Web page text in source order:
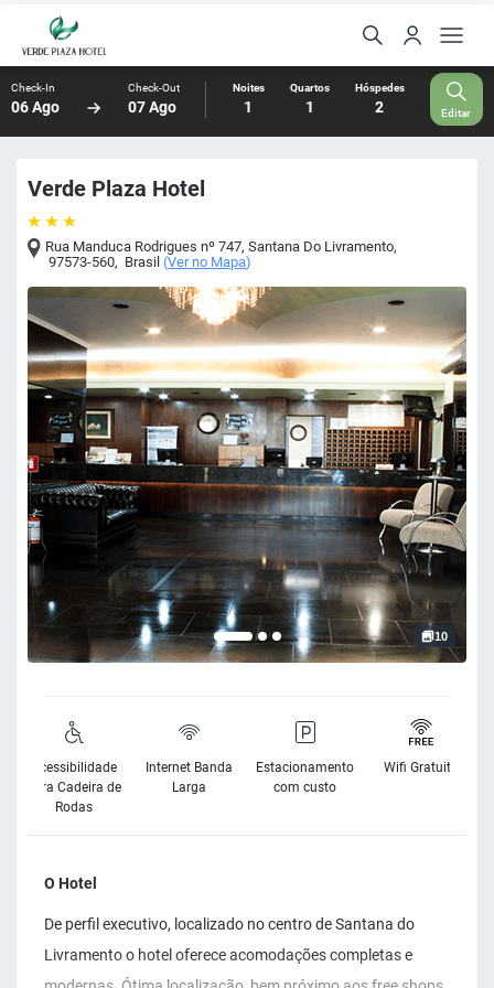
Check-In
06 Ago
Check-Out
07 Ago
Noites
1
Quartos
1
Hóspedes
2 Editar
Verde Plaza Hotel
Rua Manduca Rodrigues nº 747,Santana Do Livramento,
97573-560, Brasil (Ver no Mapa)
10
Acessibilidade
para Cadeira de
Rodas
Internet Banda
Larga
Estacionamento
com custo
Wifi Gratuito
O Hotel
De perfil executivo, localizado no centro de Santana do
Livramento o hotel oferece acomodações completas e